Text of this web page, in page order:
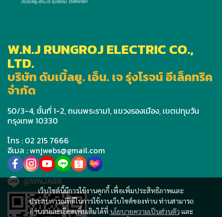
เว็บไซต์นี้มีการใช้งานคุกกี้ เพื่อเพิ่มประสิทธิภาพและ
ประสบการณ์ที่ดีในการใช้งานเว็บไซต์ของท่าน ท่านสามารถ
อ่านรายละเอียดเพิ่มเติมได้ที่ นโยบายความเป็นส่วนตัว และ
W.N.J RUNGROJ ELECTRIC CO.,
LTD.
บริษัท ดับเบิ้ลยู. เอ็น. เจ รุ่งโรจน์ อีเล็คทริค
จำกัด
50/3-4, ชั้นที่ 1-2, ถนนพระราม1, แขวงรองเมือง, เขตปทุมวัน
กรุงเทพ 10330
โทร : 02 215 7666
อีเมล : wnjwebs@gmail.com
@WNJABB